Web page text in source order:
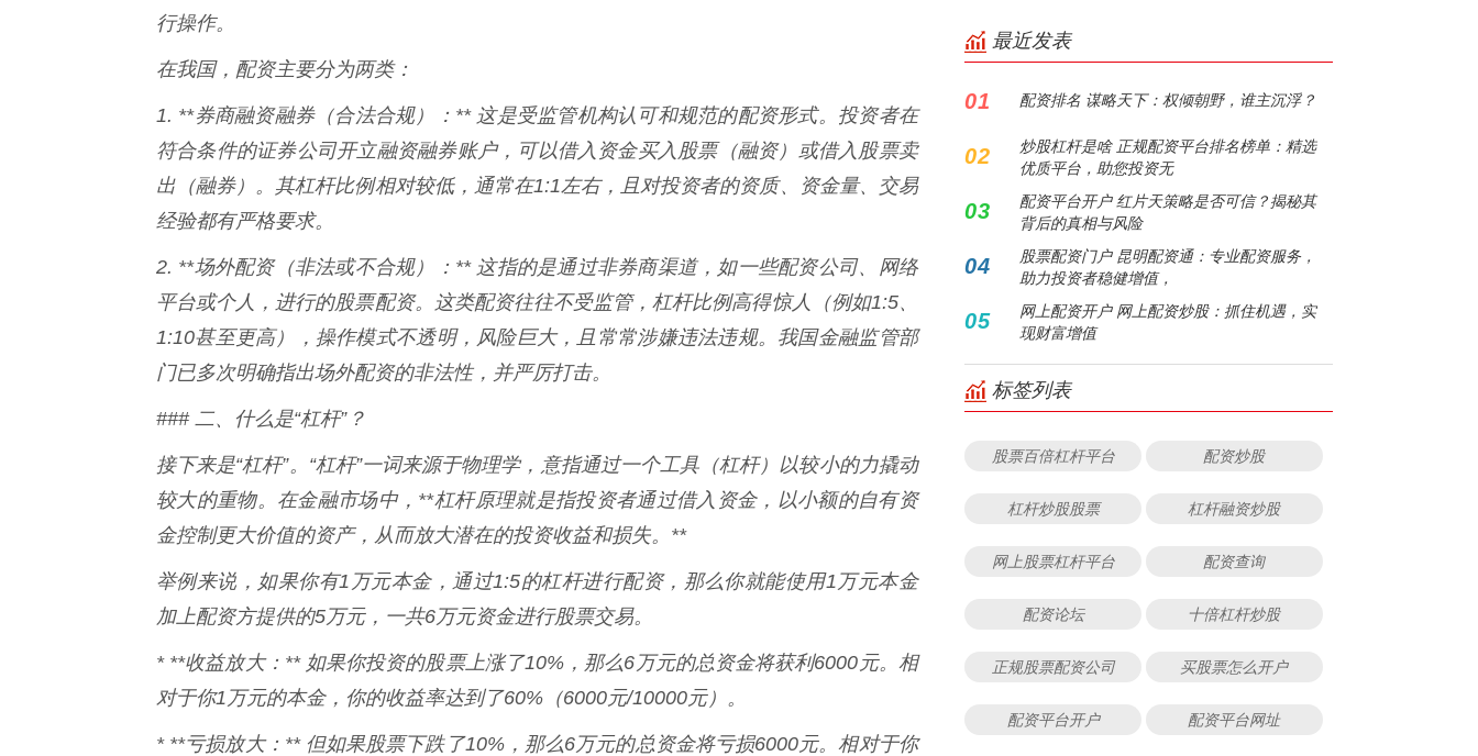
行操作。
在我国，配资主要分为两类：
1. **券商融资融券（合法合规）：** 这是受监管机构认可和规范的配资形式。投资者在
符合条件的证券公司开立融资融券账户，可以借入资金买入股票（融资）或借入股票卖
出（融券）。其杠杆比例相对较低，通常在1:1左右，且对投资者的资质、资金量、交易
经验都有严格要求。
2. **场外配资（非法或不合规）：** 这指的是通过非券商渠道，如一些配资公司、网络
平台或个人，进行的股票配资。这类配资往往不受监管，杠杆比例高得惊人（例如1:5、
1:10甚至更高），操作模式不透明，风险巨大，且常常涉嫌违法违规。我国金融监管部
门已多次明确指出场外配资的非法性，并严厉打击。
### 二、什么是“杠杆”？
接下来是“杠杆”。“杠杆”一词来源于物理学，意指通过一个工具（杠杆）以较小的力撬动
较大的重物。在金融市场中，**杠杆原理就是指投资者通过借入资金，以小额的自有资
金控制更大价值的资产，从而放大潜在的投资收益和损失。**
举例来说，如果你有1万元本金，通过1:5的杠杆进行配资，那么你就能使用1万元本金
加上配资方提供的5万元，一共6万元资金进行股票交易。
* **收益放大：** 如果你投资的股票上涨了10%，那么6万元的总资金将获利6000元。相
对于你1万元的本金，你的收益率达到了60%（6000元/10000元）。
* **亏损放大：** 但如果股票下跌了10%，那么6万元的总资金将亏损6000元。相对于你
最近发表
01 配资排名 谋略天下：权倾朝野，谁主沉浮？
02
炒股杠杆是啥 正规配资平台排名榜单：精选
优质平台，助您投资无
03
配资平台开户 红片天策略是否可信？揭秘其
背后的真相与风险
04
股票配资门户 昆明配资通：专业配资服务，
助力投资者稳健增值，
05
网上配资开户 网上配资炒股：抓住机遇，实
现财富增值
标签列表
股票百倍杠杆平台 配资炒股
杠杆炒股股票 杠杆融资炒股
网上股票杠杆平台 配资查询
配资论坛 十倍杠杆炒股
正规股票配资公司 买股票怎么开户
配资平台开户 配资平台网址